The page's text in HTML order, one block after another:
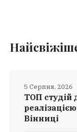
ТОП студій
Вінниці
5 Серпня, 2026